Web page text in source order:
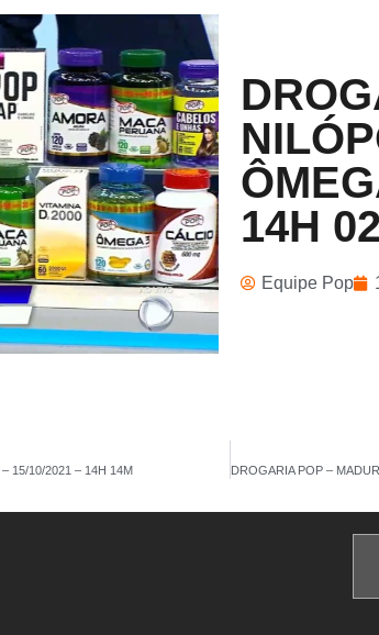
14H
Equipe Pop
15/10/2021 – 14H 14M